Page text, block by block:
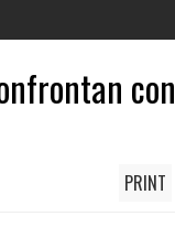
con
PRINT